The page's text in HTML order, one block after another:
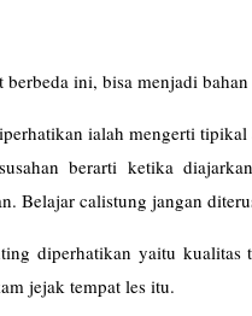
berbeda ini, bisa menjadi
ialah mengerti
berarti ketika
Belajar calistung jangan
diperhatikan yaitu kualitas
jejak tempat les itu.